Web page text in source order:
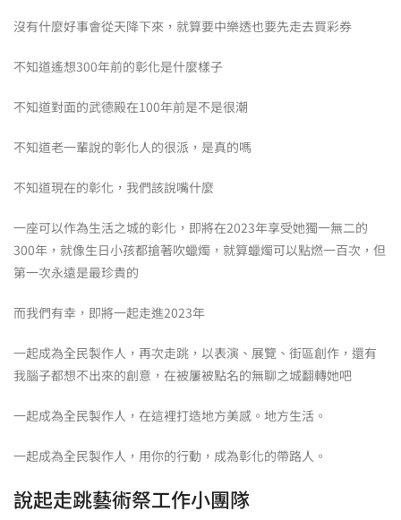
沒有什麼好事會從天降下來，就算要中樂透也要先走去買彩券
不知道遙想300年前的彰化是什麼樣子
不知道對面的武德殿在100年前是不是很潮
不知道老一輩說的彰化人的很派，是真的嗎
不知道現在的彰化，我們該說嘴什麼
一座可以作為生活之城的彰化，即將在2023年享受她獨一無二的
300年，就像生日小孩都搶著吹蠟燭，就算蠟燭可以點燃一百次，但
第一次永遠是最珍貴的
而我們有幸，即將一起走進2023年
一起成為全民製作人，再次走跳，以表演、展覽、街區創作，還有
我腦子都想不出來的創意，在被屢被點名的無聊之城翻轉她吧
一起成為全民製作人，在這裡打造地方美感。地方生活。
一起成為全民製作人，用你的行動，成為彰化的帶路人。
說起走跳藝術祭工作小團隊